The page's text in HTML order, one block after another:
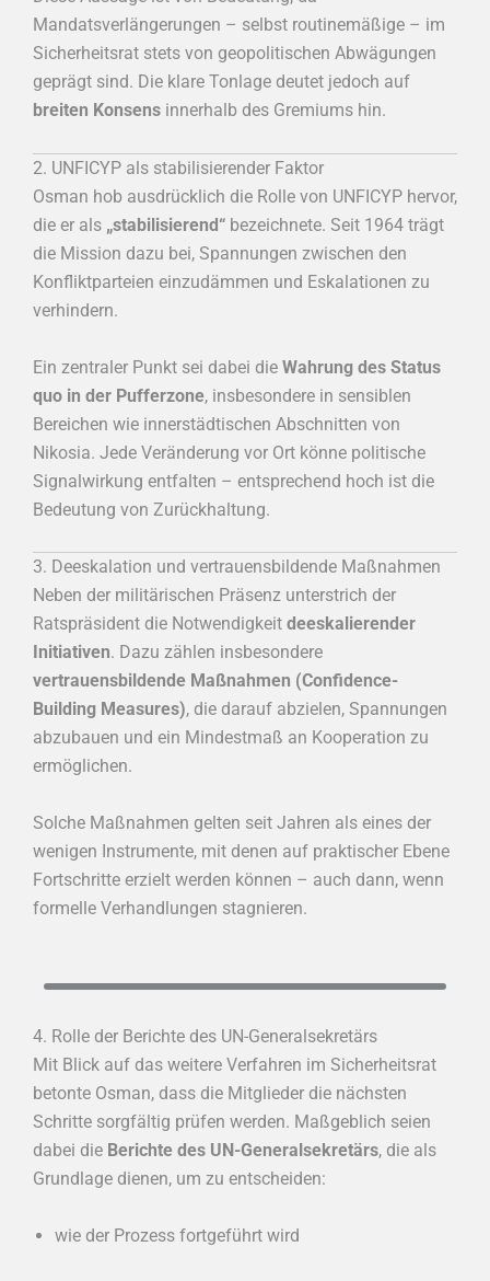
Mandatsverlängerungen – selbst routinemäßige – im
Sicherheitsrat stets von geopolitischen Abwägungen
geprägt sind. Die klare Tonlage deutet jedoch auf
breiten Konsens innerhalb des Gremiums hin.
2. UNFICYP als stabilisierender Faktor
Osman hob ausdrücklich die Rolle von UNFICYP hervor,
die er als „stabilisierend“ bezeichnete. Seit 1964 trägt
die Mission dazu bei, Spannungen zwischen den
Konfliktparteien einzudämmen und Eskalationen zu
verhindern.
Ein zentraler Punkt sei dabei die Wahrung des Status
quo in der Pufferzone, insbesondere in sensiblen
Bereichen wie innerstädtischen Abschnitten von
Nikosia. Jede Veränderung vor Ort könne politische
Signalwirkung entfalten – entsprechend hoch ist die
Bedeutung von Zurückhaltung.
3. Deeskalation und vertrauensbildende Maßnahmen
Neben der militärischen Präsenz unterstrich der
Ratspräsident die Notwendigkeit deeskalierender
Initiativen. Dazu zählen insbesondere
vertrauensbildende Maßnahmen (Confidence-
Building Measures), die darauf abzielen, Spannungen
abzubauen und ein Mindestmaß an Kooperation zu
ermöglichen.
Solche Maßnahmen gelten seit Jahren als eines der
wenigen Instrumente, mit denen auf praktischer Ebene
Fortschritte erzielt werden können – auch dann, wenn
formelle Verhandlungen stagnieren.
4. Rolle der Berichte des UN-Generalsekretärs
Mit Blick auf das weitere Verfahren im Sicherheitsrat
betonte Osman, dass die Mitglieder die nächsten
Schritte sorgfältig prüfen werden. Maßgeblich seien
dabei die Berichte des UN-Generalsekretärs, die als
Grundlage dienen, um zu entscheiden:
wie der Prozess fortgeführt wird